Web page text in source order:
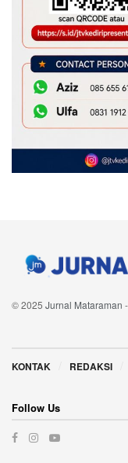
© 2025 Jurnal Mataraman
KONTAK REDAKSI
Follow Us